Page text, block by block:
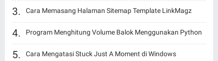
Cara Memasang Halaman Sitemap Template LinkMagz
Program Menghitung Volume Balok Menggunakan Python
Cara Mengatasi Stuck Just A Moment di Windows